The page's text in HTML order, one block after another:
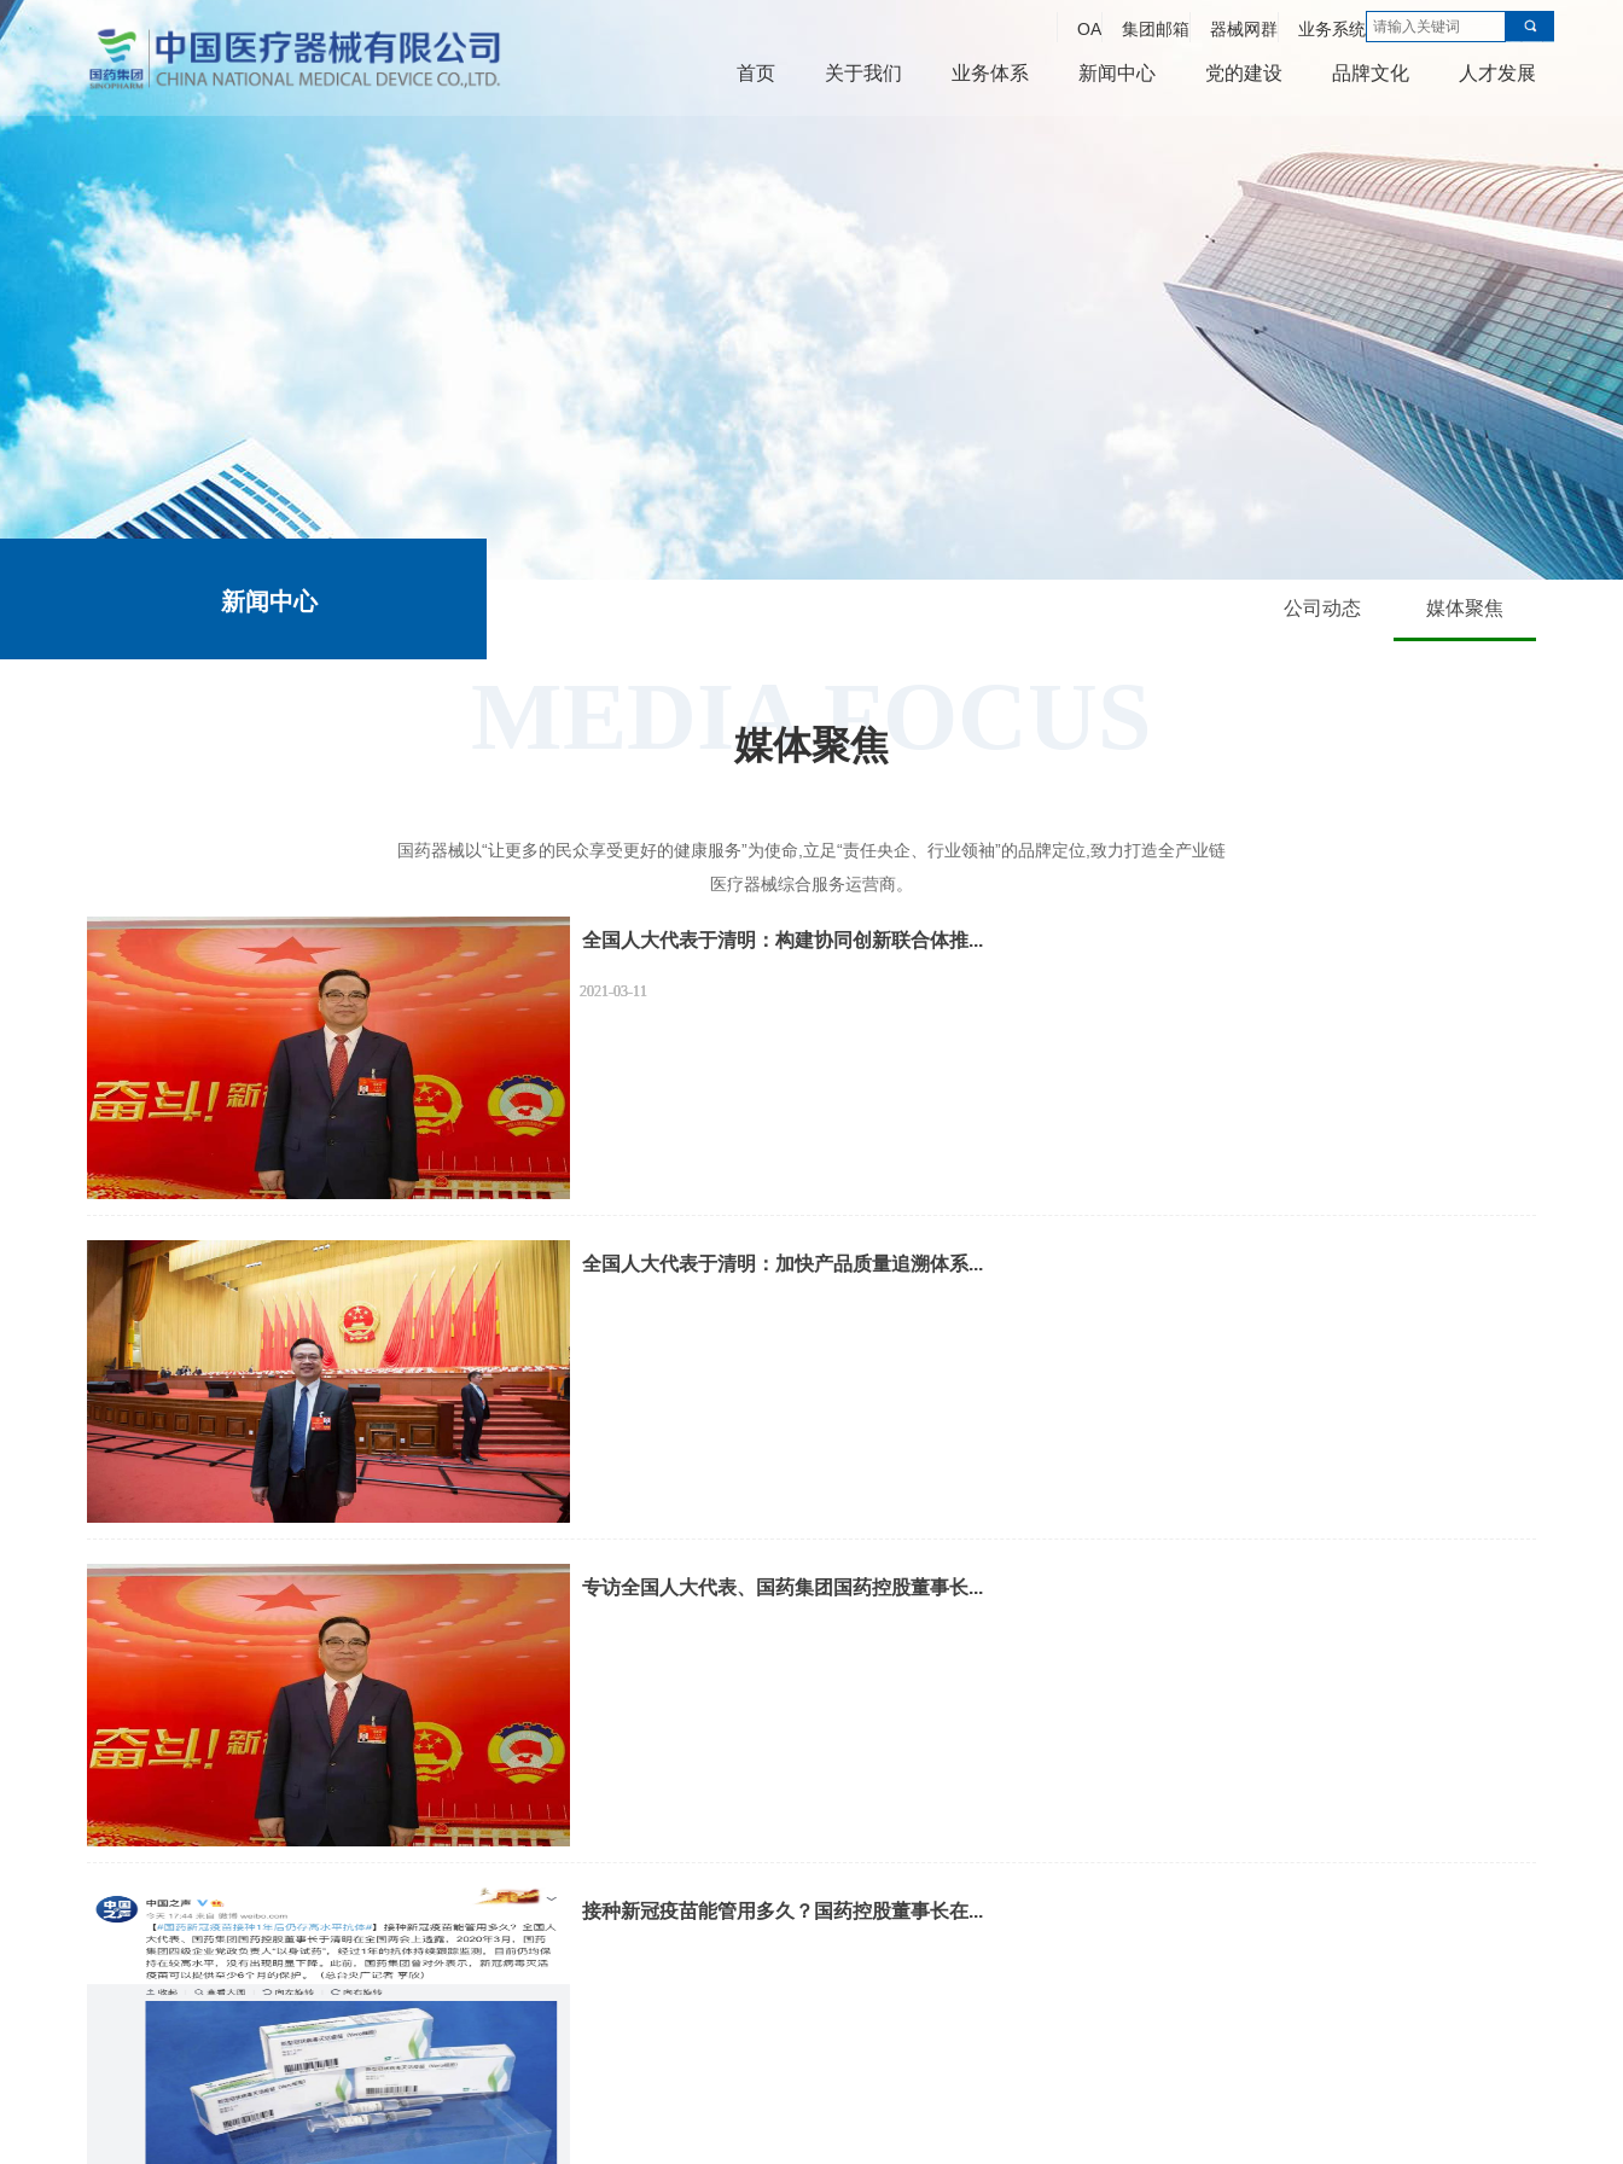
OA 集团邮箱 器械网群 业务系统
首页 关于我们 业务体系 新闻中心 党的建设 品牌文化 人才发展
新闻中心 公司动态 媒体聚焦
MEDIA FOCUS
媒体聚焦
国药器械以“让更多的民众享受更好的健康服务”为使命,立足“责任央企、行业领袖”的品牌定位,致力打造全产业链
医疗器械综合服务运营商。
全国人大代表于清明：构建协同创新联合体推...
2021-03-11
全国人大代表于清明：加快产品质量追溯体系...
2021-03-11
专访全国人大代表、国药集团国药控股董事长...
2021-03-11
接种新冠疫苗能管用多久？国药控股董事长在...
2021-03-11